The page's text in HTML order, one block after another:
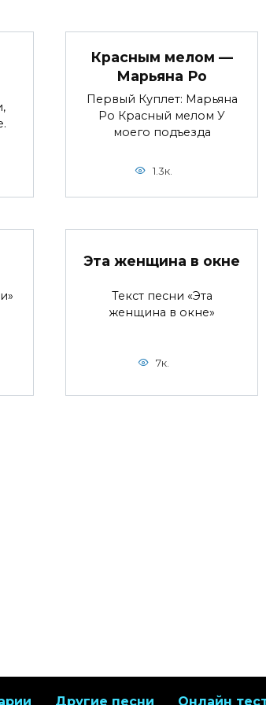
Красным мелом —
Марьяна Ро
Первый Куплет: Марьяна
Ро Красный мелом У
моего подъезда
1.3к.
Эта женщина в окне
Текст песни «Эта
женщина в окне»
7к.
Другие песни Онлайн